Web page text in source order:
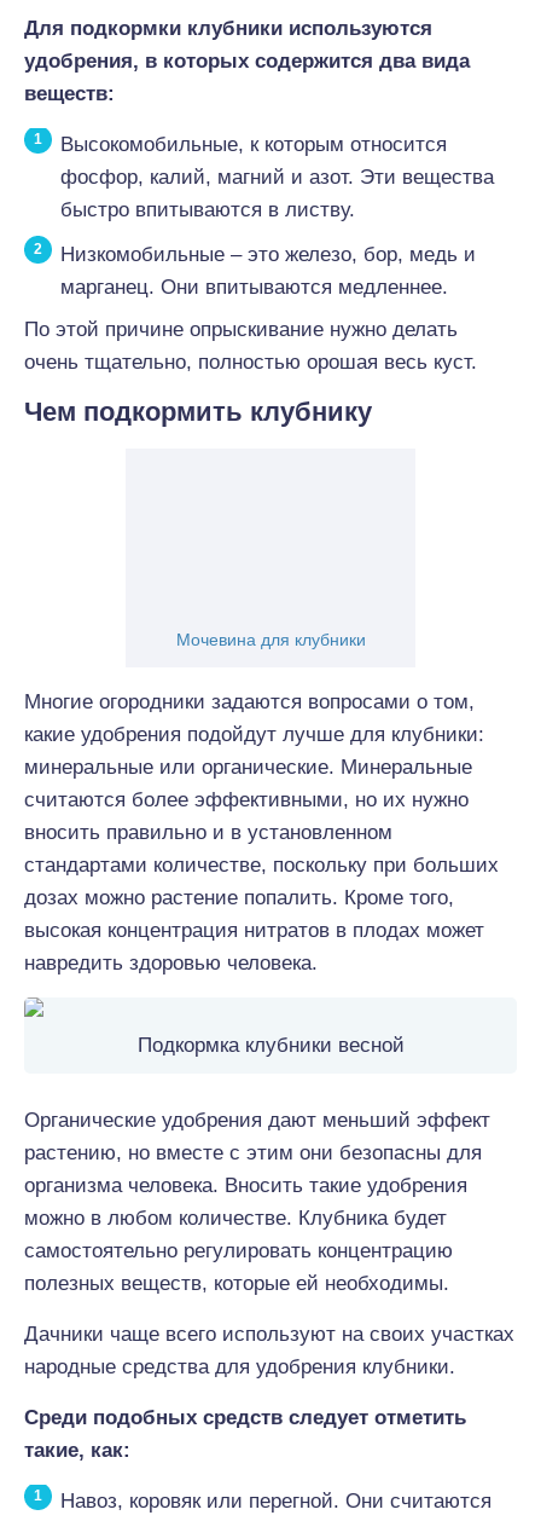
Для подкормки клубники используются
удобрения, в которых содержится два вида
веществ:
Высокомобильные, к которым относится
фосфор, калий, магний и азот. Эти вещества
быстро впитываются в листву.
Низкомобильные – это железо, бор, медь и
марганец. Они впитываются медленнее.
По этой причине опрыскивание нужно делать
очень тщательно, полностью орошая весь куст.
Чем подкормить клубнику
Мочевина для клубники
Многие огородники задаются вопросами о том,
какие удобрения подойдут лучше для клубники:
минеральные или органические. Минеральные
считаются более эффективными, но их нужно
вносить правильно и в установленном
стандартами количестве, поскольку при больших
дозах можно растение попалить. Кроме того,
высокая концентрация нитратов в плодах может
навредить здоровью человека.
Подкормка клубники весной
Органические удобрения дают меньший эффект
растению, но вместе с этим они безопасны для
организма человека. Вносить такие удобрения
можно в любом количестве. Клубника будет
самостоятельно регулировать концентрацию
полезных веществ, которые ей необходимы.
Дачники чаще всего используют на своих участках
народные средства для удобрения клубники.
Среди подобных средств следует отметить
такие, как:
Навоз, коровяк или перегной. Они считаются